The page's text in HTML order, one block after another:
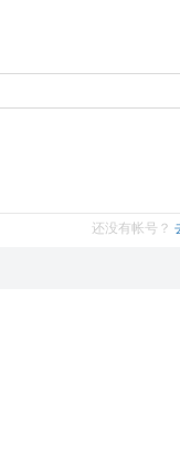
还没有帐号？